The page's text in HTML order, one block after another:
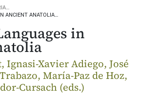
ANCIENT ANATOLIA…
in
Ignasi-Xavier Adiego, José
María-Paz de Hoz,
Cursach (eds.)